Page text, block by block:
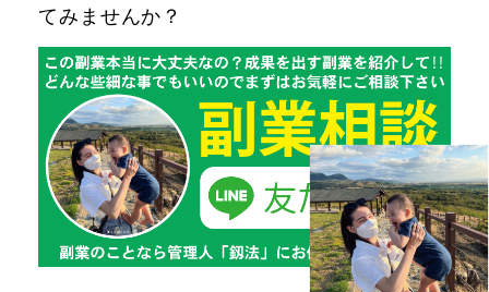
てみませんか？